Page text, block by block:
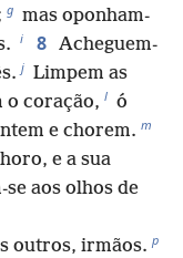
g mas oponham-
i 8 Acheguem-
j Limpem as
o coração, l ó
e chorem. m
e a sua
aos olhos de
outros, irmãos. p